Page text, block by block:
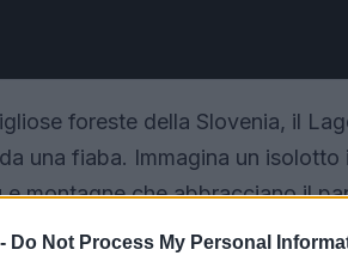
Do Not Process My Personal
foreste della Slovenia, il
una fiaba. Immagina un isolotto
montagne che abbracciano il
magia senza svuotare il
un’esperienza